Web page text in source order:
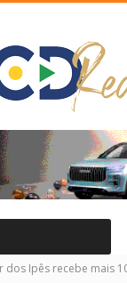
dos Ipês recebe mais